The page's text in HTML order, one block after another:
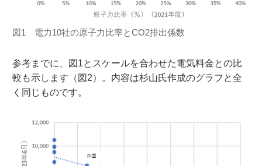
図1 電力10社の原子力比率とCO2排出係数
参考までに、図1とスケールを合わせた電気料金との比
較も示します（図2）。内容は杉山氏作成のグラフと全
く同じものです。